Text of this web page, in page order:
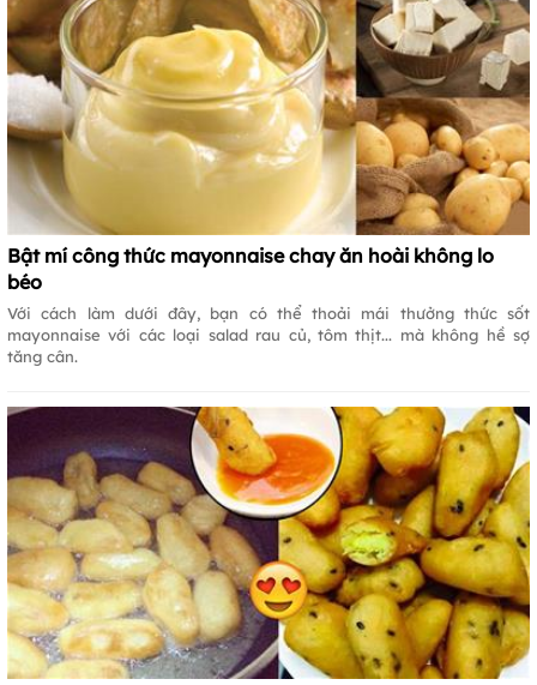
Bật mí công thức mayonnaise chay ăn hoài không lo
béo
Với cách làm dưới đây, bạn có thể thoải mái thưởng thức sốt
mayonnaise với các loại salad rau củ, tôm thịt... mà không hề sợ
tăng cân.